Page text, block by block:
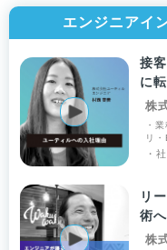
エンジニアイ
接
に
ビ
株
・
リ
・
リ
術
株